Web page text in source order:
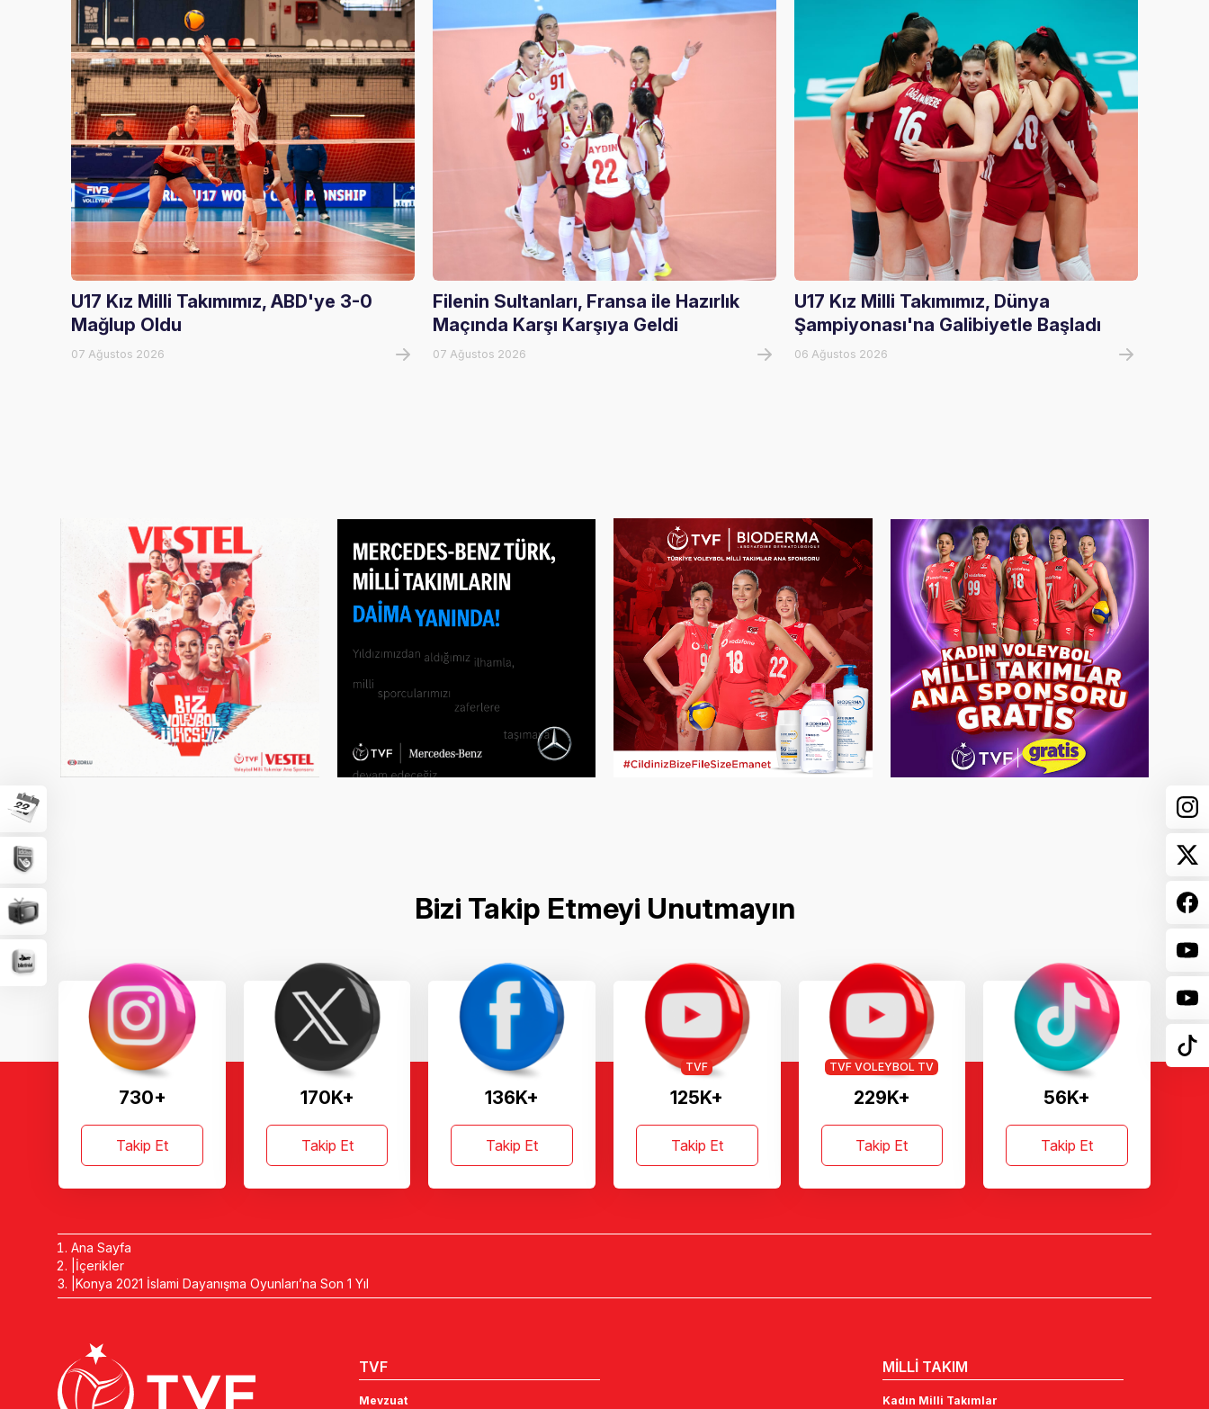
U17 Kız Milli Takımımız, ABD'ye 3-0
Mağlup Oldu
07 Ağustos 2026
Filenin Sultanları, Fransa ile Hazırlık
Maçında Karşı Karşıya Geldi
07 Ağustos 2026
U17 Kız Milli Takımımız, Dünya
Şampiyonası'na Galibiyetle Başladı
06 Ağustos 2026
Bizi Takip Etmeyi Unutmayın
730+
Takip Et
170K+
Takip Et
136K+
Takip Et
125K+
TVF
Takip Et
229K+
TVF VOLEYBOL TV
Takip Et
56K+
Takip Et
Ana Sayfa
İçerikler
Konya 2021 İslami Dayanışma Oyunları’na Son 1 Yıl
TVF
Mevzuat
MİLLİ TAKIM
Kadın Milli Takımlar